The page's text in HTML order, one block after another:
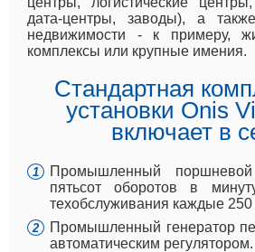
дата-центры, заводы), а
недвижимости - к примеру,
комплексы или крупные имения.
Стандартная
установки Onis
включает в
Промышленный
пятьсот оборотов в
техобслуживания каждые 250
Промышленный генератор
автоматическим регулятором.